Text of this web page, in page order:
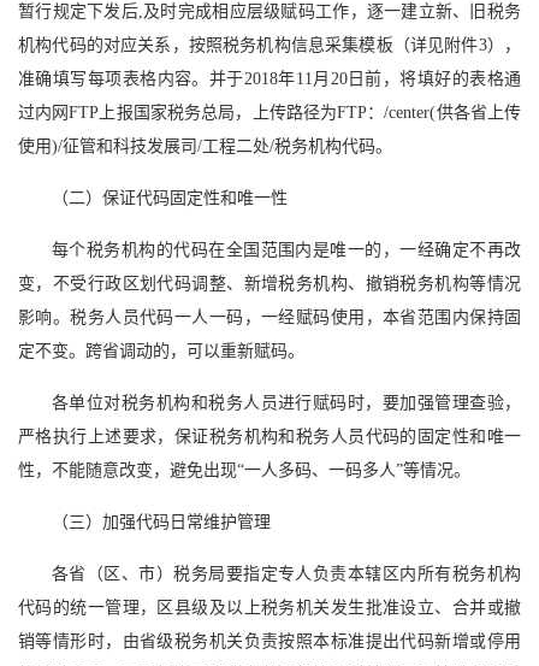
暂行规定下发后,及时完成相应层级赋码工作，逐一建立新、旧税务
机构代码的对应关系，按照税务机构信息采集模板（详见附件3），
准确填写每项表格内容。并于2018年11月20日前，将填好的表格通
过内网FTP上报国家税务总局，上传路径为FTP：/center(供各省上传
使用)/征管和科技发展司/工程二处/税务机构代码。
（二）保证代码固定性和唯一性
每个税务机构的代码在全国范围内是唯一的，一经确定不再改
变，不受行政区划代码调整、新增税务机构、撤销税务机构等情况
影响。税务人员代码一人一码，一经赋码使用，本省范围内保持固
定不变。跨省调动的，可以重新赋码。
各单位对税务机构和税务人员进行赋码时，要加强管理查验，
严格执行上述要求，保证税务机构和税务人员代码的固定性和唯一
性，不能随意改变，避免出现“一人多码、一码多人”等情况。
（三）加强代码日常维护管理
各省（区、市）税务局要指定专人负责本辖区内所有税务机构
代码的统一管理，区县级及以上税务机关发生批准设立、合并或撤
销等情形时，由省级税务机关负责按照本标准提出代码新增或停用